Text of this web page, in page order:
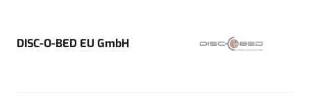
DISC-O-BED EU GmbH